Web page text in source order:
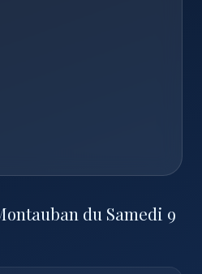
du Samedi 9